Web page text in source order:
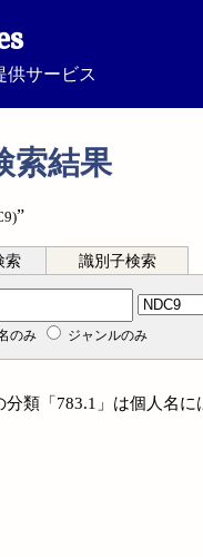
供サービス
索結果
”
索 識別子検索
のみ ジャンルのみ
分類「783.1」は個人名